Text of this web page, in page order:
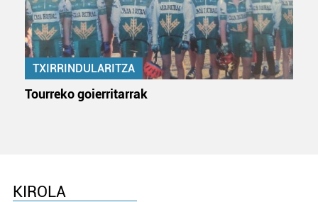
TXIRRINDULARITZA
Tourreko goierritarrak
KIROLA